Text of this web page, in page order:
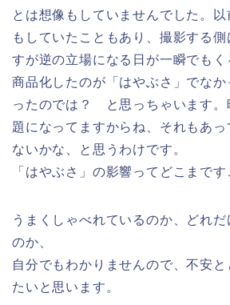
とは想像もしていませんでした。
もしていたこともあり、撮影する
すが逆の立場になる日が一瞬でもく
商品化したのが「はやぶさ」でな
ったのでは？ と思っちゃいます。
題になってますからね、それもあ
ないかな、と思うわけです。
「はやぶさ」の影響ってどこまです
うまくしゃべれているのか、どれ
のか、
自分でもわかりませんので、不安
たいと思います。